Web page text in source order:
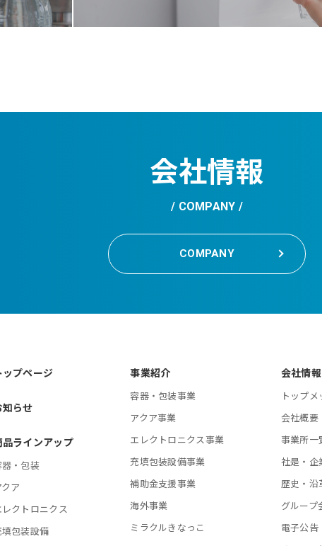
会社情報
COMPANY
COMPANY
ップページ
知らせ
品ラインアップ
器・包装
クア
レクトロニクス
填包装設備
事業紹介
容器・包装事業
アクア事業
エレクトロニクス事業
充填包装設備事業
補助金支援事業
海外事業
ミラクルきなっこ
会社情報
トップ
会社概要
事業所一
社是・企
歴史・沿
グループ
電子公告